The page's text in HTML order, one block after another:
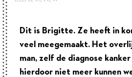
Dit is Brigitte. Ze heeft in
veel meegemaakt. Het
man, zelf de diagnose
hierdoor niet meer kunnen